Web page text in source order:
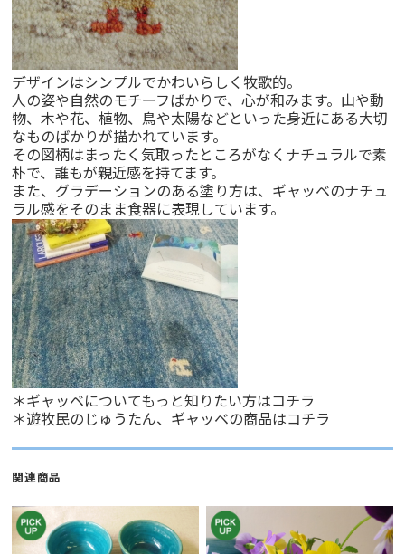
デザインはシンプルでかわいらしく牧歌的。
人の姿や自然のモチーフばかりで、心が和みます。山や動
物、木や花、植物、鳥や太陽などといった身近にある大切
なものばかりが描かれています。
その図柄はまったく気取ったところがなくナチュラルで素
朴で、誰もが親近感を持てます。
また、グラデーションのある塗り方は、ギャッベのナチュ
ラル感をそのまま食器に表現しています。
＊ギャッベについてもっと知りたい方はコチラ
＊遊牧民のじゅうたん、ギャッベの商品はコチラ
関連商品